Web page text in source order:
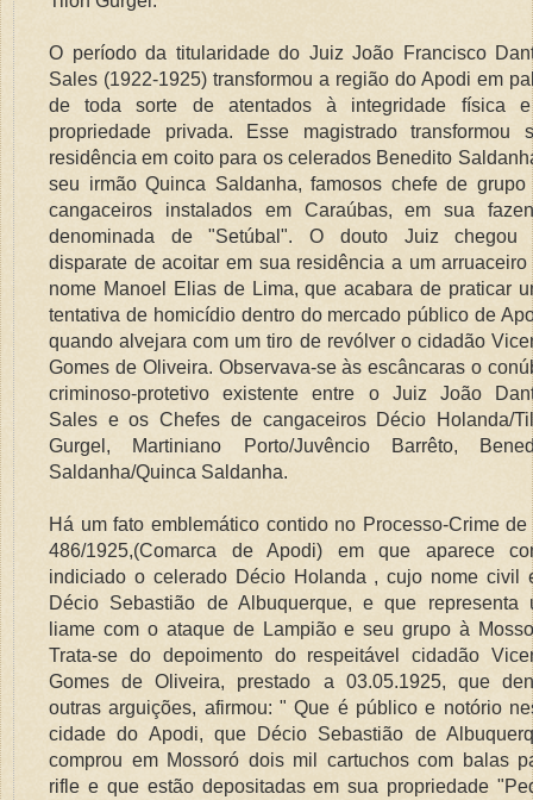
O período da titularidade do Juiz João Francisco
Sales (1922-1925) transformou a região do Apodi em
de toda sorte de atentados à integridade física
propriedade privada. Esse magistrado transformou
residência em coito para os celerados Benedito
seu irmão Quinca Saldanha, famosos chefe de grupo
cangaceiros instalados em Caraúbas, em sua
denominada de "Setúbal". O douto Juiz chegou
disparate de acoitar em sua residência a um arruaceiro
nome Manoel Elias de Lima, que acabara de praticar
tentativa de homicídio dentro do mercado público de
quando alvejara com um tiro de revólver o cidadão
Gomes de Oliveira. Observava-se às escâncaras o
criminoso-protetivo existente entre o Juiz João
Sales e os Chefes de cangaceiros Décio Holanda/
Gurgel, Martiniano Porto/Juvêncio Barrêto,
Saldanha/Quinca Saldanha.
Há um fato emblemático contido no Processo-Crime de
486/1925,(Comarca de Apodi) em que aparece
indiciado o celerado Décio Holanda , cujo nome civil
Décio Sebastião de Albuquerque, e que representa
liame com o ataque de Lampião e seu grupo à
Trata-se do depoimento do respeitável cidadão
Gomes de Oliveira, prestado a 03.05.1925, que
outras arguições, afirmou: " Que é público e notório
cidade do Apodi, que Décio Sebastião de
comprou em Mossoró dois mil cartuchos com balas
rifle e que estão depositadas em sua propriedade